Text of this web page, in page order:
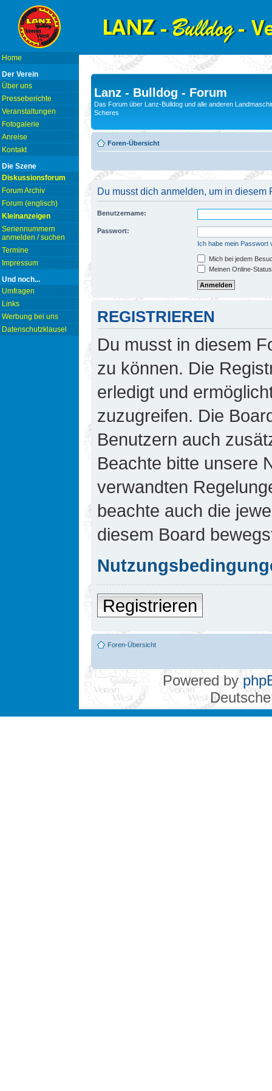
Home
Der Verein
Über uns
Presseberichte
Veranstaltungen
Fotogalerie
Anreise
Kontakt
Die Szene
Diskussionsforum
Forum Archiv
Forum (englisch)
Kleinanzeigen
Seriennummern
anmelden / suchen
Termine
Impressum
Und noch...
Umfragen
Links
Werbung bei uns
Datenschutzklausel
Lanz - Bulldog - Forum
Das Forum über Lanz-Bulldog und alle anderen
Scheres
Foren-Übersicht
Du musst dich anmelden, um in diesem
Benutzername:
Passwort:
Ich habe mein Passwort
Mich bei jedem
Meinen Online-
REGISTRIEREN
Du musst in diesem
zu können. Die
erledigt und
zuzugreifen. Die
Benutzern auch
Beachte bitte unsere
verwandten
beachte auch die
diesem Board
Registrieren
Foren-Übersicht
Powered by